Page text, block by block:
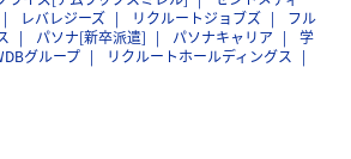
レバレジーズ リクルートジョブズ
フル
パソナ[新卒派遣] パソナキャリア
学
グループ
リクルートホールディングス